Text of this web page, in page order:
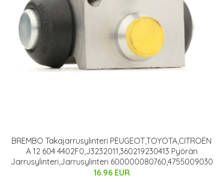
BREMBO Takajarrusylinteri PEUGEOT,TOYOTA,CITROËN
A 12 604 4402F0,J3232011,360219230413 Pyörän
Jarrusylinteri,Jarrusylinteri 600000080760,4755009030
16.96 EUR